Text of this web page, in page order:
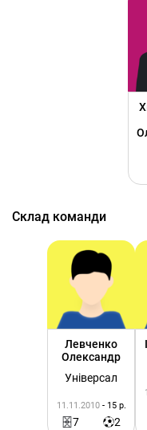
Склад команди
Левченко
Олександр
Універсал
11.11.2010 - 15 р.
7 2